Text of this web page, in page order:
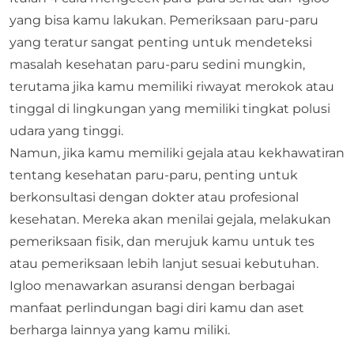
yang bisa kamu lakukan. Pemeriksaan paru-paru
yang teratur sangat penting untuk mendeteksi
masalah kesehatan paru-paru sedini mungkin,
terutama jika kamu memiliki riwayat merokok atau
tinggal di lingkungan yang memiliki tingkat polusi
udara yang tinggi.
Namun, jika kamu memiliki gejala atau kekhawatiran
tentang kesehatan paru-paru, penting untuk
berkonsultasi dengan dokter atau profesional
kesehatan. Mereka akan menilai gejala, melakukan
pemeriksaan fisik, dan merujuk kamu untuk tes
atau pemeriksaan lebih lanjut sesuai kebutuhan.
Igloo menawarkan asuransi dengan berbagai
manfaat perlindungan bagi diri kamu dan aset
berharga lainnya yang kamu miliki.